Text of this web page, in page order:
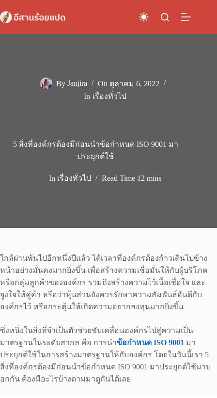
to
content
By Janjira On ตุลาคม 6, 2022
In เรื่องทั่วไป
5 สิ่งที่องค์กรต้องมีก่อนนำข้อกำหนด ISO 9001 มา
ประยุกต์ใช้
In เรื่องทั่วไป Read Time 12 mins
ใกล้ผ่านพ้นไปอีกหนึ่งปีแล้ว ได้เวลาที่องค์กรต้องก้าวเดินไปข้าง
หน้าอย่างมั่นคงมากยิ่งขึ้น เพื่อสร้างความเชื่อมั่นให้กับผู้บริโภค
หรือกลุ่มลูกค้าขององค์กร รวมถึงสร้างความไว้เนื้อเชื่อใจ และ
จูงใจให้คู่ค้า หรือว่าหุ้นส่วนยังควรรักษาความสัมพันธ์อันดีกับ
องค์กรไว้ หรือกระตุ้นให้เกิดความอยากลงทุนมากยิ่งขึ้น
ซึ่งหนึ่งในสิ่งที่จำเป็นตัวช่วยขับเคลื่อนองค์กรไปสู่ความเป็น
มาตรฐานในระดับสากล คือ การนำข้อกำหนด ISO 9001 มา
ประยุกต์ใช้ในการสร้างมาตรฐานให้กับองค์กร โดยในวันนี้เรา 5
สิ่งที่องค์กรต้องมีก่อนนำข้อกำหนด ISO 9001 มาประยุกต์ใช้มาบ
อกกัน ต้องมีอะไรบ้างตามมาดูกันได้เลย